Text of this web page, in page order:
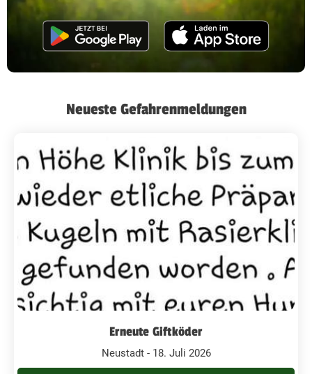
Neueste Gefahrenmeldungen
Erneute Giftköder
Neustadt - 18. Juli 2026